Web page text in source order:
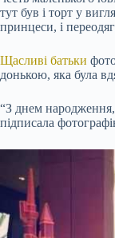
тут був і торт у
принцеси, і
Щасливі батьки
донькою, яка була
“З днем
підписала